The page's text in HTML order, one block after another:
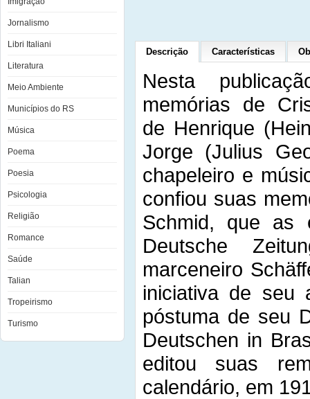
Jornalismo
Libri Italiani
Literatura
Meio Ambiente
Municípios do RS
Música
Poema
Poesia
Psicologia
Religião
Romance
Saúde
Talian
Tropeirismo
Turismo
Descrição Características
Nesta
memórias de
de Henrique
Jorge (Julius
chapeleiro e
confiou suas
Schmid, que as
Deutsche
marceneiro
iniciativa de seu
póstuma de seu
Deutschen in
editou suas
calendário, em